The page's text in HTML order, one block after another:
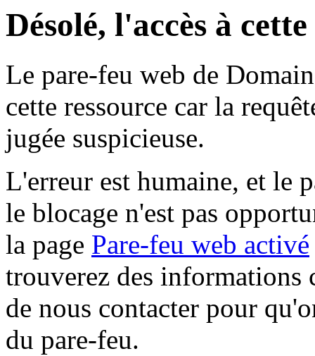
Désolé, l'accès à
Le pare-feu web de
cette ressource car la
jugée suspicieuse.
L'erreur est humaine, et le
le blocage n'est pas
la page Pare-feu web activé
trouverez des informations
de nous contacter pour
du pare-feu.